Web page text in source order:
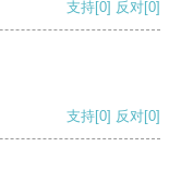
支持[0] 反对[0]
支持[0] 反对[0]